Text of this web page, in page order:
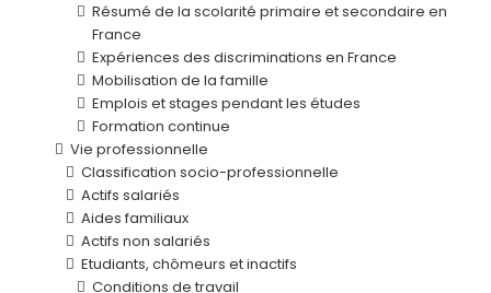
Résumé de la scolarité primaire et secondaire en
France
Expériences des discriminations en France
Mobilisation de la famille
Emplois et stages pendant les études
Formation continue
Vie professionnelle
Classification socio-professionnelle
Actifs salariés
Aides familiaux
Actifs non salariés
Etudiants, chômeurs et inactifs
Conditions de travail